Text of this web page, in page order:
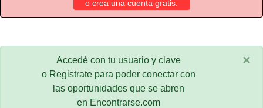
o crea una cuenta gratis.
Accedé con tu usuario y clave
o Registrate para poder conectar con
las oportunidades que se abren
en Encontrarse.com
×